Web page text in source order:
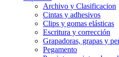
Archivo y Clasificacion
Cintas y adhesivos
Clips y gomas elásticas
Escritura y corrección
Grapadoras, grapas y
Pegamento